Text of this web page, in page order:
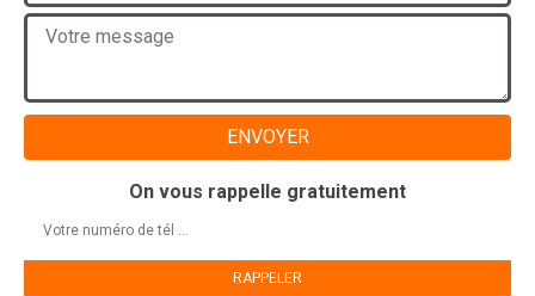
On vous rappelle gratuitement